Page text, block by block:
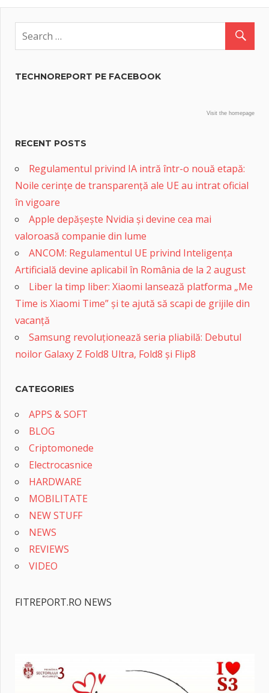
TECHNOREPORT PE FACEBOOK
Visit the homepage
RECENT POSTS
Regulamentul privind IA intră într-o nouă etapă:
Noile cerințe de transparență ale UE au intrat oficial
în vigoare
Apple depășește Nvidia și devine cea mai
valoroasă companie din lume
ANCOM: Regulamentul UE privind Inteligența
Artificială devine aplicabil în România de la 2 august
Liber la timp liber: Xiaomi lansează platforma „Me
Time is Xiaomi Time” și te ajută să scapi de grijile din
vacanță
Samsung revoluționează seria pliabilă: Debutul
noilor Galaxy Z Fold8 Ultra, Fold8 și Flip8
CATEGORIES
APPS & SOFT
BLOG
Criptomonede
Electrocasnice
HARDWARE
MOBILITATE
NEW STUFF
NEWS
REVIEWS
VIDEO
FITREPORT.RO NEWS